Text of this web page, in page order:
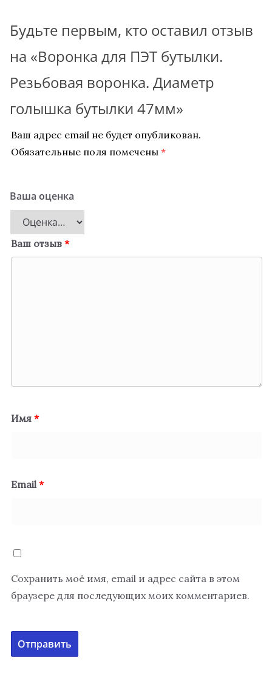
Будьте первым, кто оставил отзыв
на «Воронка для ПЭТ бутылки.
Резьбовая воронка. Диаметр
голышка бутылки 47мм»
Ваш адрес email не будет опубликован.
Обязательные поля помечены *
Ваша оценка
Ваш отзыв *
Имя *
Email*
Сохранить моё имя, email и адрес сайта в этом
браузере для последующих моих комментариев.